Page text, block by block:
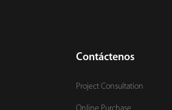
Contáctenos
Project Consultation
Online Purchase